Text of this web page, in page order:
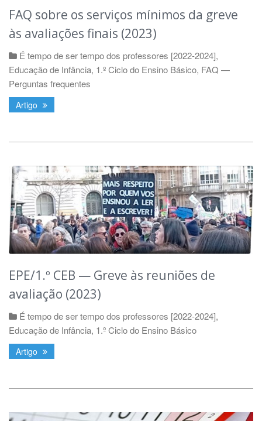
FAQ sobre os serviços mínimos da greve
às avaliações finais (2023)
É tempo de ser tempo dos professores [2022-2024],
Educação de Infância, 1.º Ciclo do Ensino Básico, FAQ —
Perguntas frequentes
Artigo
EPE/1.º CEB — Greve às reuniões de
avaliação (2023)
É tempo de ser tempo dos professores [2022-2024],
Educação de Infância, 1.º Ciclo do Ensino Básico
Artigo